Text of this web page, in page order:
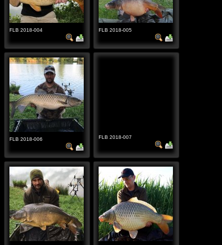
FLB 2018-004 FLB 2018-005
FLB 2018-006 FLB 2018-007